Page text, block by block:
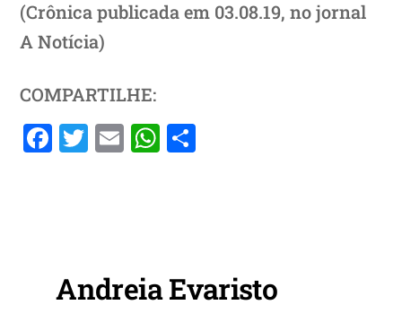
(Crônica publicada em 03.08.19, no jornal
A Notícia)
COMPARTILHE:
F
o
o
T E W
p
p
Andreia Evaristo